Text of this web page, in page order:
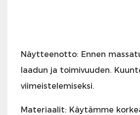
Näytteenotto: Ennen
laadun ja toimivuuden.
viimeistelemiseksi.
Materiaalit: Käytämme